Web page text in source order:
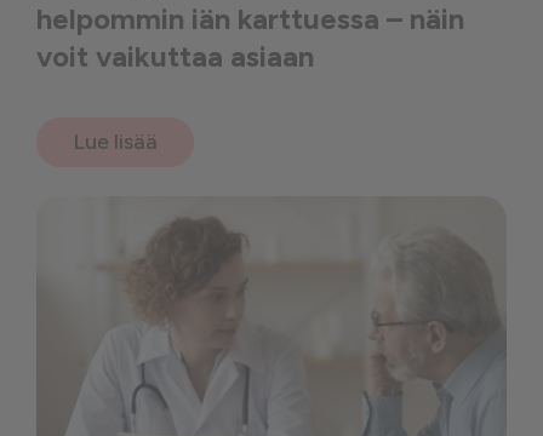
helpommin iän karttuessa – näin
voit vaikuttaa asiaan
Lue lisää